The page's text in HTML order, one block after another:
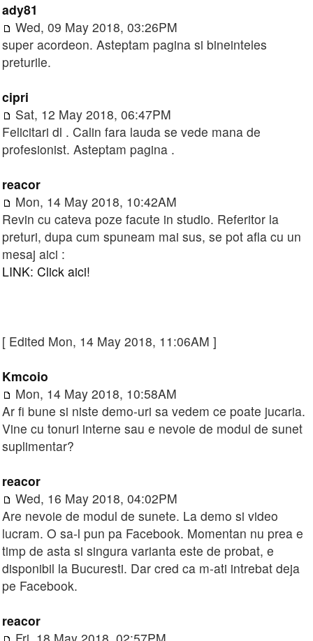
ady81
Wed, 09 May 2018, 03:26PM
super acordeon. Asteptam pagina si bineinteles
preturile.
cipri
Sat, 12 May 2018, 06:47PM
Felicitari dl . Calin fara lauda se vede mana de
profesionist. Asteptam pagina .
reacor
Mon, 14 May 2018, 10:42AM
Revin cu cateva poze facute in studio. Referitor la
preturi, dupa cum spuneam mai sus, se pot afla cu un
mesaj aici :
LINK: Click aici!
[ Edited Mon, 14 May 2018, 11:06AM ]
Kmcoio
Mon, 14 May 2018, 10:58AM
Ar fi bune si niste demo-uri sa vedem ce poate jucaria.
Vine cu tonuri interne sau e nevoie de modul de sunet
suplimentar?
reacor
Wed, 16 May 2018, 04:02PM
Are nevoie de modul de sunete. La demo si video
lucram. O sa-l pun pa Facebook. Momentan nu prea e
timp de asta si singura varianta este de probat, e
disponibil la Bucuresti. Dar cred ca m-ati intrebat deja
pe Facebook.
reacor